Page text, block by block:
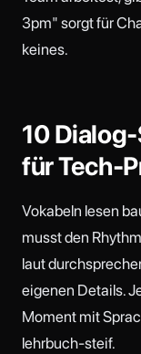
3pm" sorgt für
keines.
10
für Tech-
Vokabeln lesen
musst den
laut
eigenen Details.
Moment mit
lehrbuch-steif.